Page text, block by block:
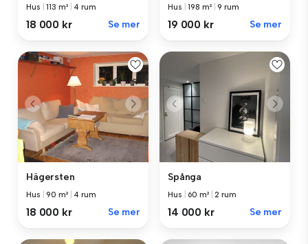
Hus |113 m² 4 rum
18 000 kr Se mer
Hus |198 m² |9 rum
19 000 kr Se mer
Hägersten
Hus |90 m² 4 rum
18 000 kr Se mer
Spånga
Hus 60 m² |2 rum
14 000 kr Se mer